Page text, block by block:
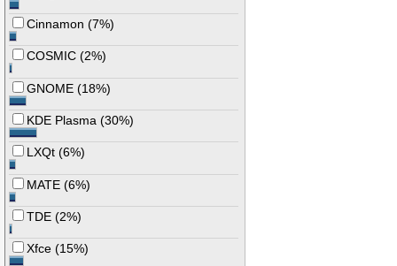
Cinnamon (7%)
COSMIC (2%)
GNOME (18%)
KDE Plasma (30%)
LXQt (6%)
MATE (6%)
TDE (2%)
Xfce (15%)